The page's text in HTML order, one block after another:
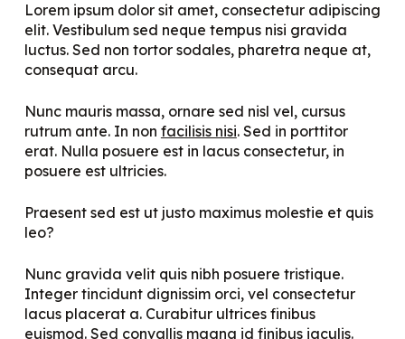
Lorem ipsum dolor sit amet, consectetur adipiscing
elit. Vestibulum sed neque tempus nisi gravida
luctus. Sed non tortor sodales, pharetra neque at,
consequat arcu.
Nunc mauris massa, ornare sed nisl vel, cursus
rutrum ante. In non facilisis nisi. Sed in porttitor
erat. Nulla posuere est in lacus consectetur, in
posuere est ultricies.
Praesent sed est ut justo maximus molestie et quis
leo?
Nunc gravida velit quis nibh posuere tristique.
Integer tincidunt dignissim orci, vel consectetur
lacus placerat a. Curabitur ultrices finibus
euismod. Sed convallis magna id finibus iaculis.